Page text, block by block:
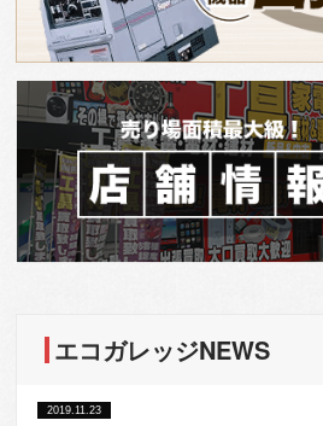
エコガレッジNEWS
2019.11.23